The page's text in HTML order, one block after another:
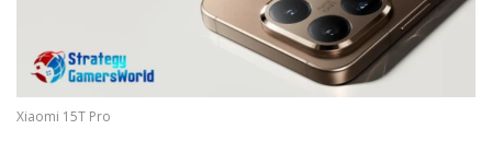
Xiaomi 15T Pro